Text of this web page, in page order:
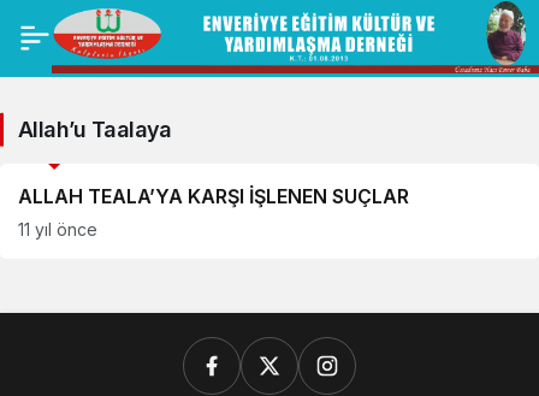
Allah’u Taalaya
ALLAH TEALA’YA KARŞI İŞLENEN SUÇLAR
11 yıl önce